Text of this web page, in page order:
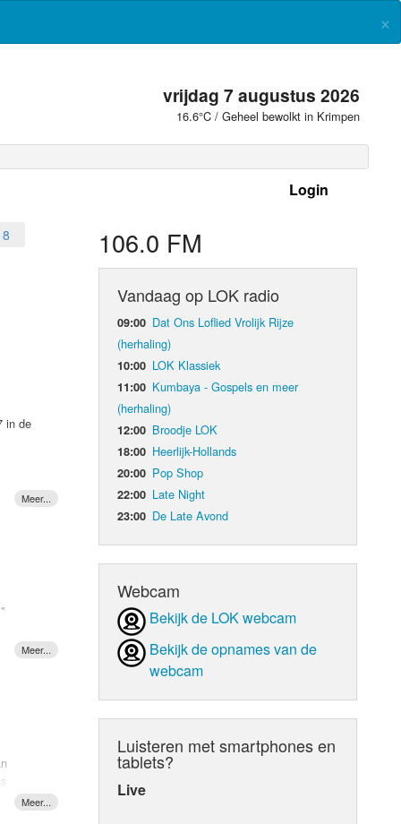
×
vrijdag 7 augustus 2026
16.6°C / Geheel bewolkt in Krimpen
Login
in de
de
het
106.0 FM
Vandaag op LOK radio
09:00 Dat Ons Loflied Vrolijk Rijze
(herhaling)
10:00 LOK Klassiek
11:00 Kumbaya - Gospels en meer
(herhaling)
12:00 Broodje LOK
18:00 Heerlijk-Hollands
20:00 Pop Shop
22:00 Late Night
23:00 De Late Avond
Webcam
Bekijk de LOK webcam
Bekijk de opnames van de
webcam
Luisteren met smartphones en
tablets?
Live